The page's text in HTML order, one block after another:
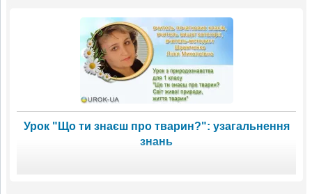
Урок "Що ти знаєш про тварин?": узагальнення
знань